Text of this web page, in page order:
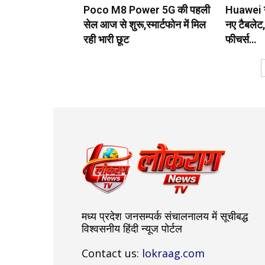
Poco M8 Power 5G की पहली
सेल आज से शुरू,स्मार्टफोन में मिल
रही भारी छूट
Huawei
नए
फीचर्स…
मध्य प्रदेश जनसम्पर्क संचालनालय में सूचीबद्ध
विश्वसनीय हिंदी न्यूज पोर्टल
Contact us: lokraag.com